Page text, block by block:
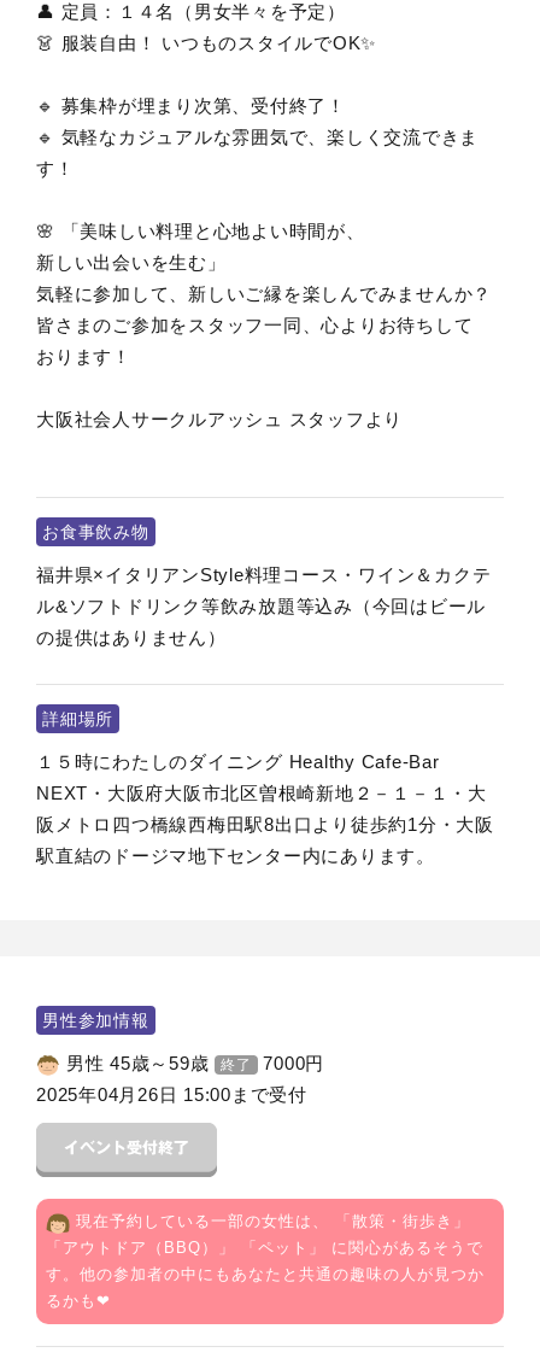
👤 定員：１４名（男女半々を予定）
👗 服装自由！ いつものスタイルでOK✨
🔹 募集枠が埋まり次第、受付終了！
🔹 気軽なカジュアルな雰囲気で、楽しく交流できま
す！
🌸 「美味しい料理と心地よい時間が、
新しい出会いを生む」
気軽に参加して、新しいご縁を楽しんでみませんか？
皆さまのご参加をスタッフ一同、心よりお待ちして
おります！
大阪社会人サークルアッシュ スタッフより
お食事飲み物
福井県×イタリアンStyle料理コース・ワイン＆カクテ
ル&ソフトドリンク等飲み放題等込み（今回はビール
の提供はありません）
詳細場所
１５時にわたしのダイニング Healthy Cafe-Bar
NEXT・大阪府大阪市北区曽根崎新地２－１－１・大
阪メトロ四つ橋線西梅田駅8出口より徒歩約1分・大阪
駅直結のドージマ地下センター内にあります。
男性参加情報
男性 45歳～59歳 終了 7000円
2025年04月26日 15:00まで受付
現在予約している一部の女性は、 「 散策・街歩き 」
「 アウトドア（BBQ） 」 「 ペット 」 に関心があるそうで
す。他の参加者の中にもあなたと共通の趣味の人が見つか
るかも❤